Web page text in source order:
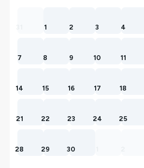
1 2 3 4
7 8 9 10 11
14 15 16 17 18
21 22 23 24 25
28 29 30